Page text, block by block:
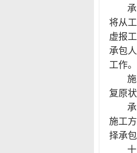
将从
虚报
承包
工作。
复原
施工
择承包